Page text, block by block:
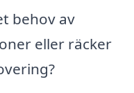
behov av
eller räcker